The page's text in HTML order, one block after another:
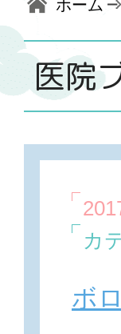
ホーム
医院
カ
ボ